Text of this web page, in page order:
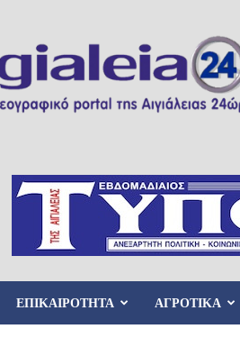
ΕΠΙΚΑΙΡΟΤΗΤΑ ΑΓΡΟΤΙΚΑ